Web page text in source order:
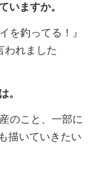
いますか。
を釣ってる！』
われました
。
のこと、一部に
描いていきたい